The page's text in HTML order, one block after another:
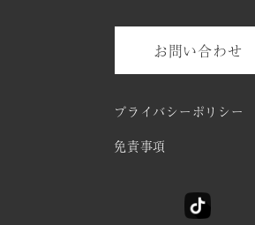
お問い合わせ
プライバシーポリシー
免責事項